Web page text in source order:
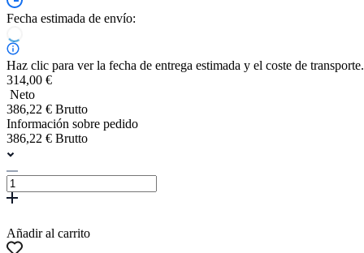
Fecha estimada de envío:
Haz clic para ver la fecha de entrega estimada y el coste de transporte.
314,00 €
Neto
386,22 € Brutto
Información sobre pedido
386,22 € Brutto
Añadir al carrito